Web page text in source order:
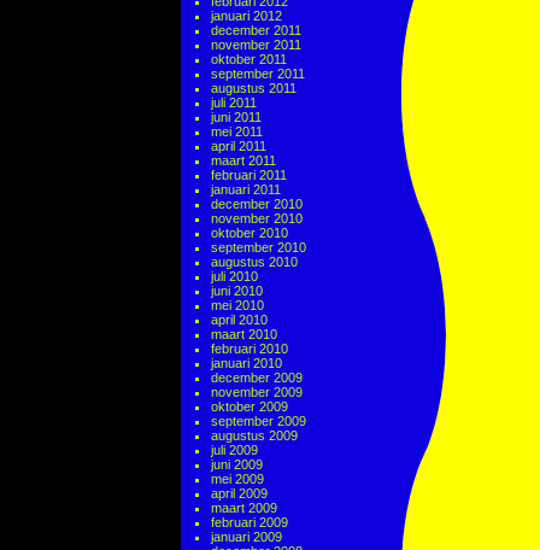
januari 2012
december 2011
november 2011
oktober 2011
september 2011
augustus 2011
juli 2011
juni 2011
mei 2011
april 2011
maart 2011
februari 2011
januari 2011
december 2010
november 2010
oktober 2010
september 2010
augustus 2010
juli 2010
juni 2010
mei 2010
april 2010
maart 2010
februari 2010
januari 2010
december 2009
november 2009
oktober 2009
september 2009
augustus 2009
juli 2009
juni 2009
mei 2009
april 2009
maart 2009
februari 2009
januari 2009